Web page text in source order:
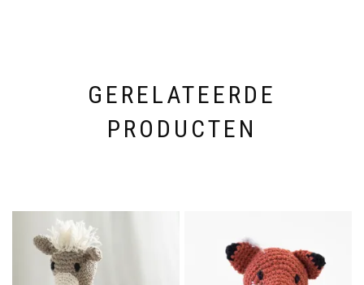
GERELATEERDE
PRODUCTEN